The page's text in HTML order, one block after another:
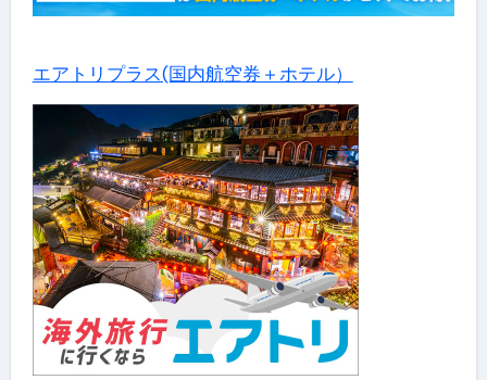
エアトリプラス(国内航空券＋ホテル）